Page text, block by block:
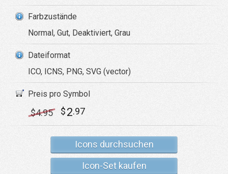
Farbzustände
Normal, Gut, Deaktiviert, Grau
Dateiformat
ICO, ICNS, PNG, SVG (vector)
Preis pro Symbol
$4.95 $2.97
Icons durchsuchen
Icon-Set kaufen